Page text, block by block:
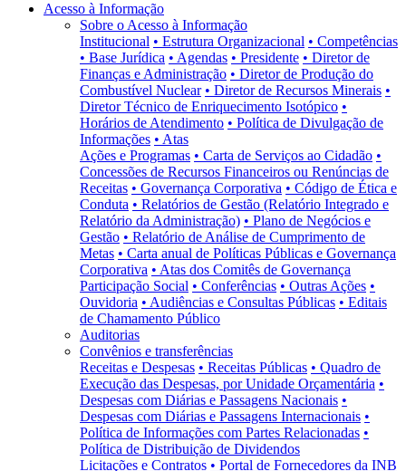
Acesso à Informação
Sobre o Acesso à Informação
Institucional • Estrutura Organizacional • Competências
• Base Jurídica • Agendas • Presidente • Diretor de
Finanças e Administração • Diretor de Produção do
Combustível Nuclear • Diretor de Recursos Minerais •
Diretor Técnico de Enriquecimento Isotópico •
Horários de Atendimento • Política de Divulgação de
Informações • Atas
Ações e Programas • Carta de Serviços ao Cidadão •
Concessões de Recursos Financeiros ou Renúncias de
Receitas • Governança Corporativa • Código de Ética e
Conduta • Relatórios de Gestão (Relatório Integrado e
Relatório da Administração) • Plano de Negócios e
Gestão • Relatório de Análise de Cumprimento de
Metas • Carta anual de Políticas Públicas e Governança
Corporativa • Atas dos Comitês de Governança
Participação Social • Conferências • Outras Ações •
Ouvidoria • Audiências e Consultas Públicas • Editais
de Chamamento Público
Auditorias
Convênios e transferências
Receitas e Despesas • Receitas Públicas • Quadro de
Execução das Despesas, por Unidade Orçamentária •
Despesas com Diárias e Passagens Nacionais •
Despesas com Diárias e Passagens Internacionais •
Política de Informações com Partes Relacionadas •
Política de Distribuição de Dividendos
Licitações e Contratos • Portal de Fornecedores da INB